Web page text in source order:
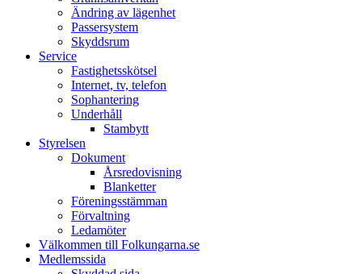
Ändring av lägenhet
Passersystem
Skyddsrum
Service
Fastighetsskötsel
Internet, tv, telefon
Sophantering
Underhåll
Stambytt
Styrelsen
Dokument
Årsredovisning
Blanketter
Föreningsstämman
Förvaltning
Ledamöter
Välkommen till Folkungarna.se
Medlemssida